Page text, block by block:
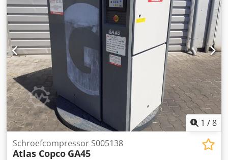
Dkodpfxoy Aux Ts Ag Tsr OP TANK: nee AANSLUITING: 2''
1 /8
Schroefcompressor S005138
Atlas Copco GA45